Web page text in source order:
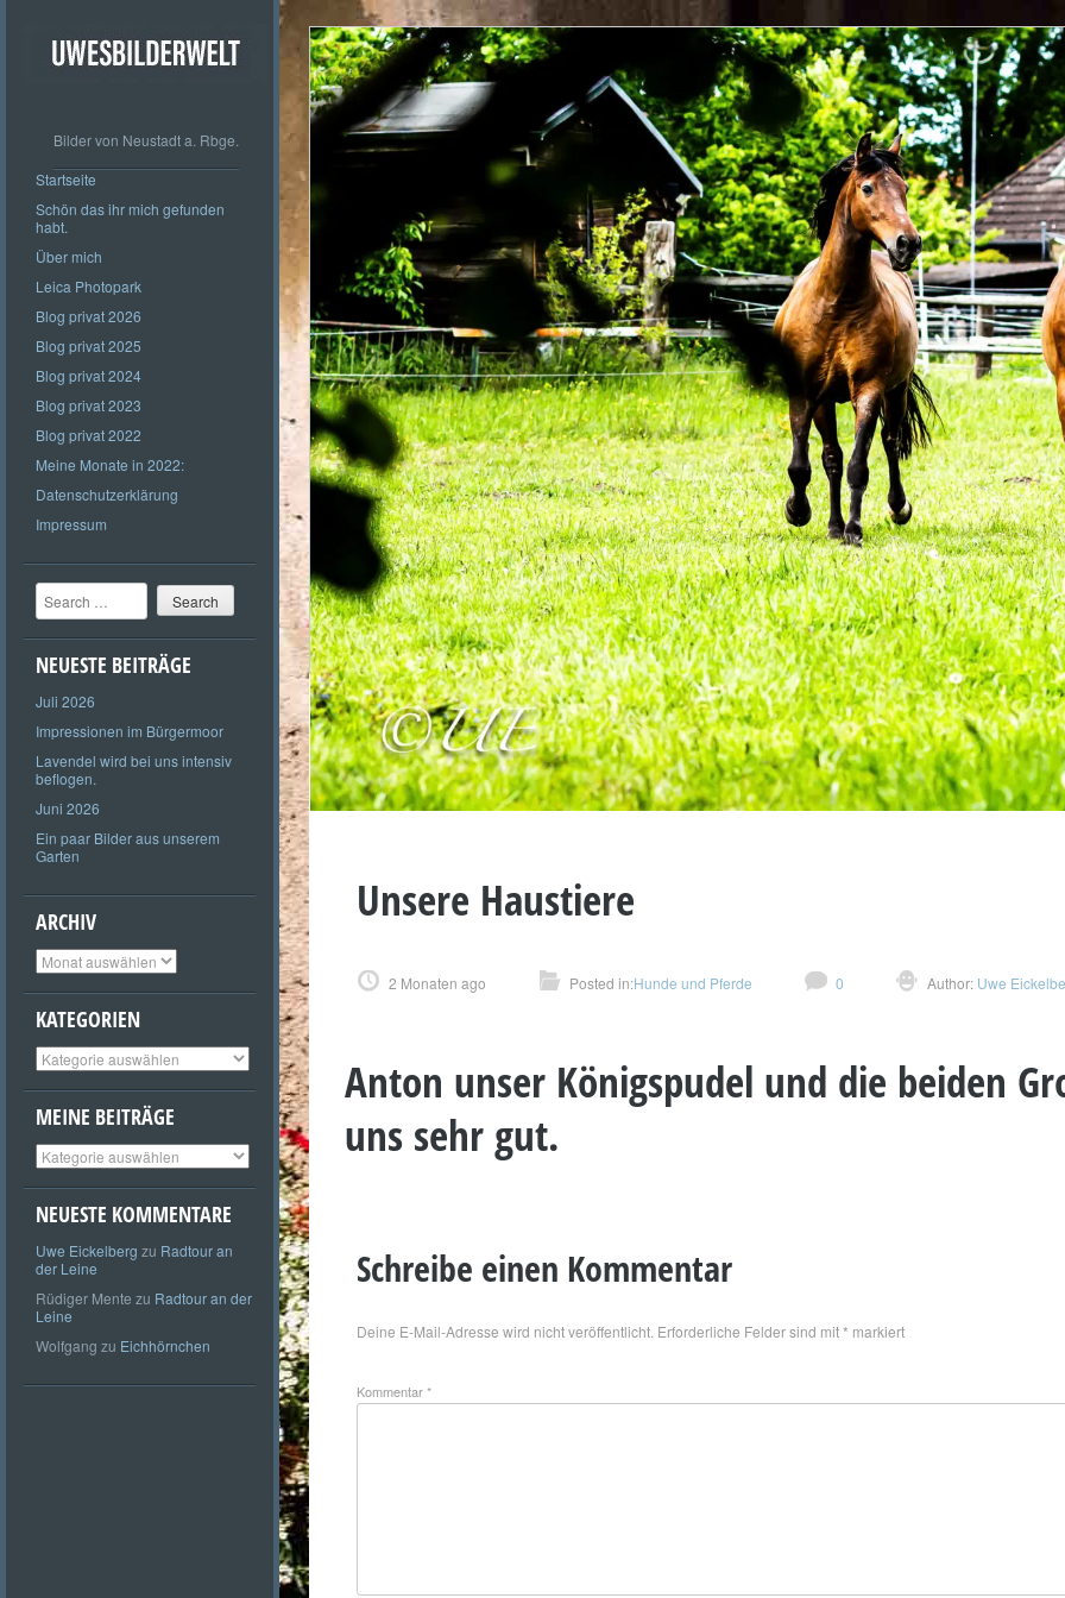
Bilder von Neustadt a. Rbge.
Startseite
Schön das ihr mich gefunden
habt.
Über mich
Leica Photopark
Blog privat 2026
Blog privat 2025
Blog privat 2024
Blog privat 2023
Blog privat 2022
Meine Monate in 2022:
Datenschutzerklärung
Impressum
Search
NEUESTE BEITRÄGE
Juli 2026
Impressionen im Bürgermoor
Lavendel wird bei uns intensiv
beflogen.
Juni 2026
Ein paar Bilder aus unserem
Garten
ARCHIV
Archiv
KATEGORIEN
Kategorien
MEINE BEITRÄGE
Meine
Beiträge
NEUESTE KOMMENTARE
Uwe Eickelberg zu Radtour an
der Leine
Rüdiger Mente zu Radtour an der
Leine
Wolfgang zu Eichhörnchen
Unsere Haustiere
2 Monaten ago Posted in:Hunde und Pferde 0 Author: Uwe
Anton unser Königspudel und die beiden
uns sehr gut.
Schreibe einen Kommentar
Deine E-Mail-Adresse wird nicht veröffentlicht. Erforderliche Felder sind mit* markiert
Kommentar*